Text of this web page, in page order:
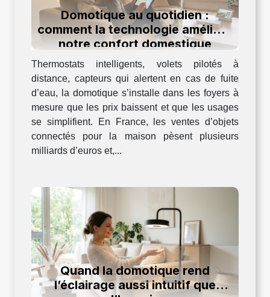
Domotique au quotidien :
comment la technologie améliore
notre confort domestique
Thermostats intelligents, volets pilotés à
distance, capteurs qui alertent en cas de fuite
d’eau, la domotique s’installe dans les foyers à
mesure que les prix baissent et que les usages
se simplifient. En France, les ventes d’objets
connectés pour la maison pèsent plusieurs
milliards d’euros et,...
Quand la domotique rend
l’éclairage aussi intuitif que